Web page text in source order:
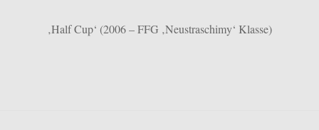
‚Half Cup‘ (2006 – FFG ‚Neustraschimy‘ Klasse)